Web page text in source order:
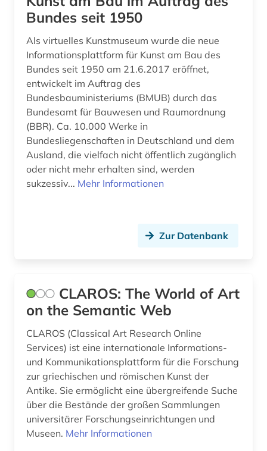
bibliothek (6)
bibliothekswesen (1)
biblische archäologie (1)
biblische motive (1)
biblische stoffe (1)
bild (15)
bild motiv (1)
bildbeschreibung (1)
bilddatenbank (48)
bildende kunst (6)
bilder (5)
bildliche darstellung (4)
bildmaterial (1)
Bundes seit 1950
Als virtuelles Kunstmuseum wurde die neue
Informationsplattform für Kunst am Bau des
Bundes seit 1950 am 21.6.2017 eröffnet,
entwickelt im Auftrag des
Bundesbauministeriums (BMUB) durch das
Bundesamt für Bauwesen und Raumordnung
(BBR). Ca. 10.000 Werke in
Bundesliegenschaften in Deutschland und dem
Ausland, die vielfach nicht öffentlich zugänglich
oder nicht mehr erhalten sind, werden
sukzessiv... Mehr Informationen
Zur Datenbank
CLAROS: The World of Art
on the Semantic Web
CLAROS (Classical Art Research Online
Services) ist eine internationale Informations-
und Kommunikationsplattform für die Forschung
zur griechischen und römischen Kunst der
Antike. Sie ermöglicht eine übergreifende Suche
über die Bestände der großen Sammlungen
universitärer Forschungseinrichtungen und
Museen. Mehr Informationen